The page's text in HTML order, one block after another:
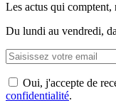
Les actus qui comptent,
Du lundi au vendredi,
Oui, j'accepte de
confidentialité.